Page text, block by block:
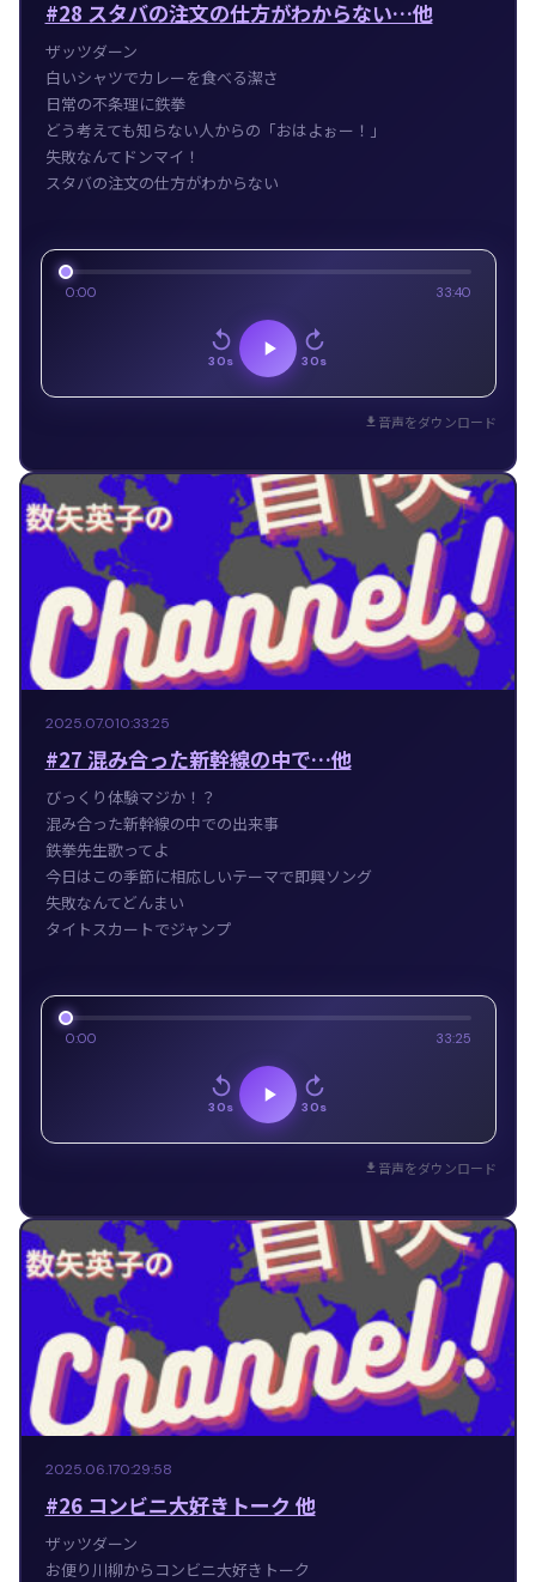
#28 スタバの注文の仕方がわからない…他
ザッツダーン
白いシャツでカレーを食べる潔さ
日常の不条理に鉄拳
どう考えても知らない人からの「おはよぉー！」
失敗なんてドンマイ！
スタバの注文の仕方がわからない
0:00 33:40
30s 30s
音声をダウンロード
2025.07.010:33:25
#27 混み合った新幹線の中で…他
びっくり体験マジか！？
混み合った新幹線の中での出来事
鉄拳先生歌ってよ
今日はこの季節に相応しいテーマで即興ソング
失敗なんてどんまい
タイトスカートでジャンプ
0:00 33:25
30s 30s
音声をダウンロード
2025.06.170:29:58
#26 コンビニ大好きトーク 他
ザッツダーン
お便り川柳からコンビニ大好きトーク